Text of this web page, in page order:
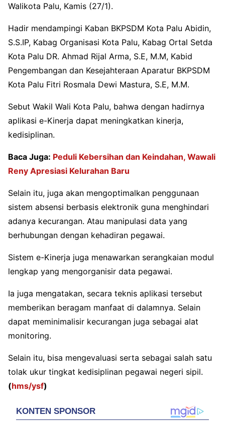
Walikota Palu, Kamis (27/1).
Hadir mendampingi Kaban BKPSDM Kota Palu Abidin,
S.S.IP, Kabag Organisasi Kota Palu, Kabag Ortal Setda
Kota Palu DR. Ahmad Rijal Arma, S.E, M.M, Kabid
Pengembangan dan Kesejahteraan Aparatur BKPSDM
Kota Palu Fitri Rosmala Dewi Mastura, S.E, M.M.
Sebut Wakil Wali Kota Palu, bahwa dengan hadirnya
aplikasi e-Kinerja dapat meningkatkan kinerja,
kedisiplinan.
Baca Juga: Peduli Kebersihan dan Keindahan, Wawali
Reny Apresiasi Kelurahan Baru
Selain itu, juga akan mengoptimalkan penggunaan
sistem absensi berbasis elektronik guna menghindari
adanya kecurangan. Atau manipulasi data yang
berhubungan dengan kehadiran pegawai.
Sistem e-Kinerja juga menawarkan serangkaian modul
lengkap yang mengorganisir data pegawai.
Ia juga mengatakan, secara teknis aplikasi tersebut
memberikan beragam manfaat di dalamnya. Selain
dapat meminimalisir kecurangan juga sebagai alat
monitoring.
Selain itu, bisa mengevaluasi serta sebagai salah satu
tolak ukur tingkat kedisiplinan pegawai negeri sipil.
(hms/ysf)